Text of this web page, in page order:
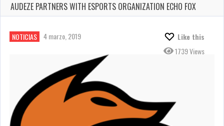
AUDEZE PARTNERS WITH ESPORTS ORGANIZATION ECHO FOX
NOTICIAS 4 marzo, 2019
Like this
1739 Views